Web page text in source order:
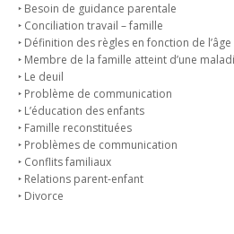
‣ Besoin de guidance parentale
‣ Conciliation travail – famille
‣ Définition des règles en fonction de
‣ Membre de la famille atteint d’une
‣ Le deuil
‣ Problème de communication
‣ L’éducation des enfants
‣ Famille reconstituées
‣ Problèmes de communication
‣ Conflits familiaux
‣ Relations parent-enfant
‣ Divorce